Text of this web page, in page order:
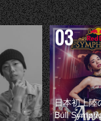
日本初上陸
Bull